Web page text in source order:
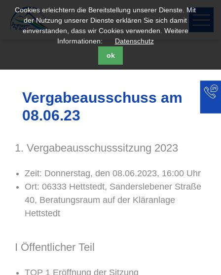
Cookies erleichtern die Bereitstellung unserer Dienste. Mit
der Nutzung unserer Dienste erklären Sie sich damit
einverstanden, dass wir Cookies verwenden. Weitere
Informationen:
Datenschutz
ok
Vergabeausschuss am
08.06.23
1. Vergabeausschusssitzung 2023
Zeit: Donnerstag, den 08.06.2023, 16:00 Uhr
Ort: 06333 Hettstedt, Sanderslebener Straße
40, Beratungsraum auf der Kläranlage
Hettstedt
I Öffentlicher Teil
TOP 1 Eröffnung der Sitzung